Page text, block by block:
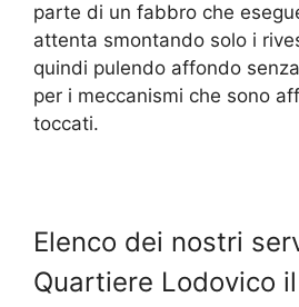
parte di un fabbro che
attenta smontando solo i
quindi pulendo affondo
per i meccanismi che sono
toccati.
Elenco dei nostri
Quartiere Lodovico